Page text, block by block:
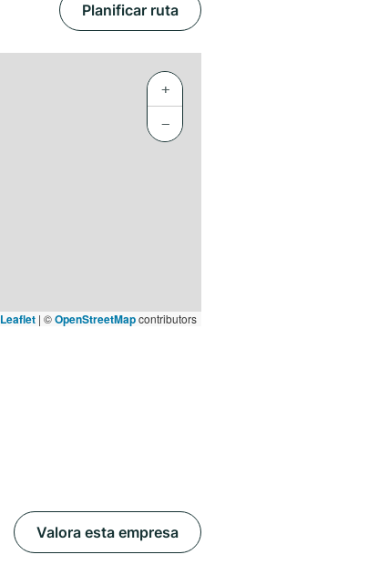
Planificar ruta
+
−
Leaflet | ©OpenStreetMapcontributors
Valora esta empresa